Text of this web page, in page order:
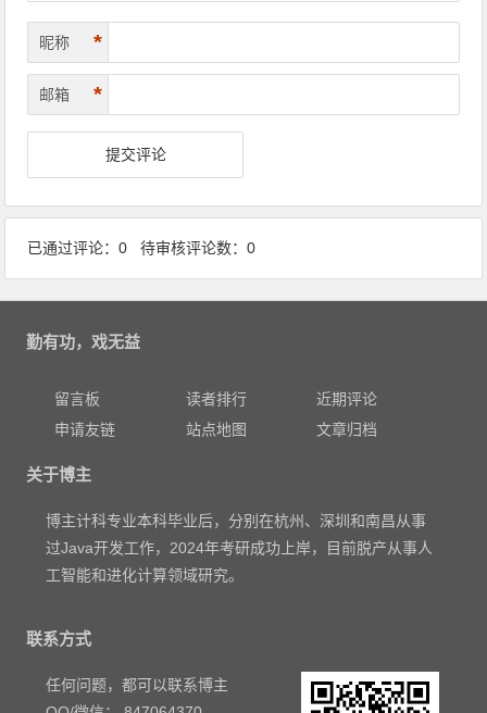
昵称 *
邮箱 *
已通过评论：0 待审核评论数：0
勤有功，戏无益
留言板 读者排行
近期评论
申请友链
站点地图 文章归档
关于博主
博主计科专业本科毕业后，分别在杭州、深圳和南昌从事
过Java开发工作，2024年考研成功上岸，目前脱产从事人
工智能和进化计算领域研究。
联系方式
任何问题，都可以联系博主